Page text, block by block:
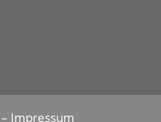
Impressum